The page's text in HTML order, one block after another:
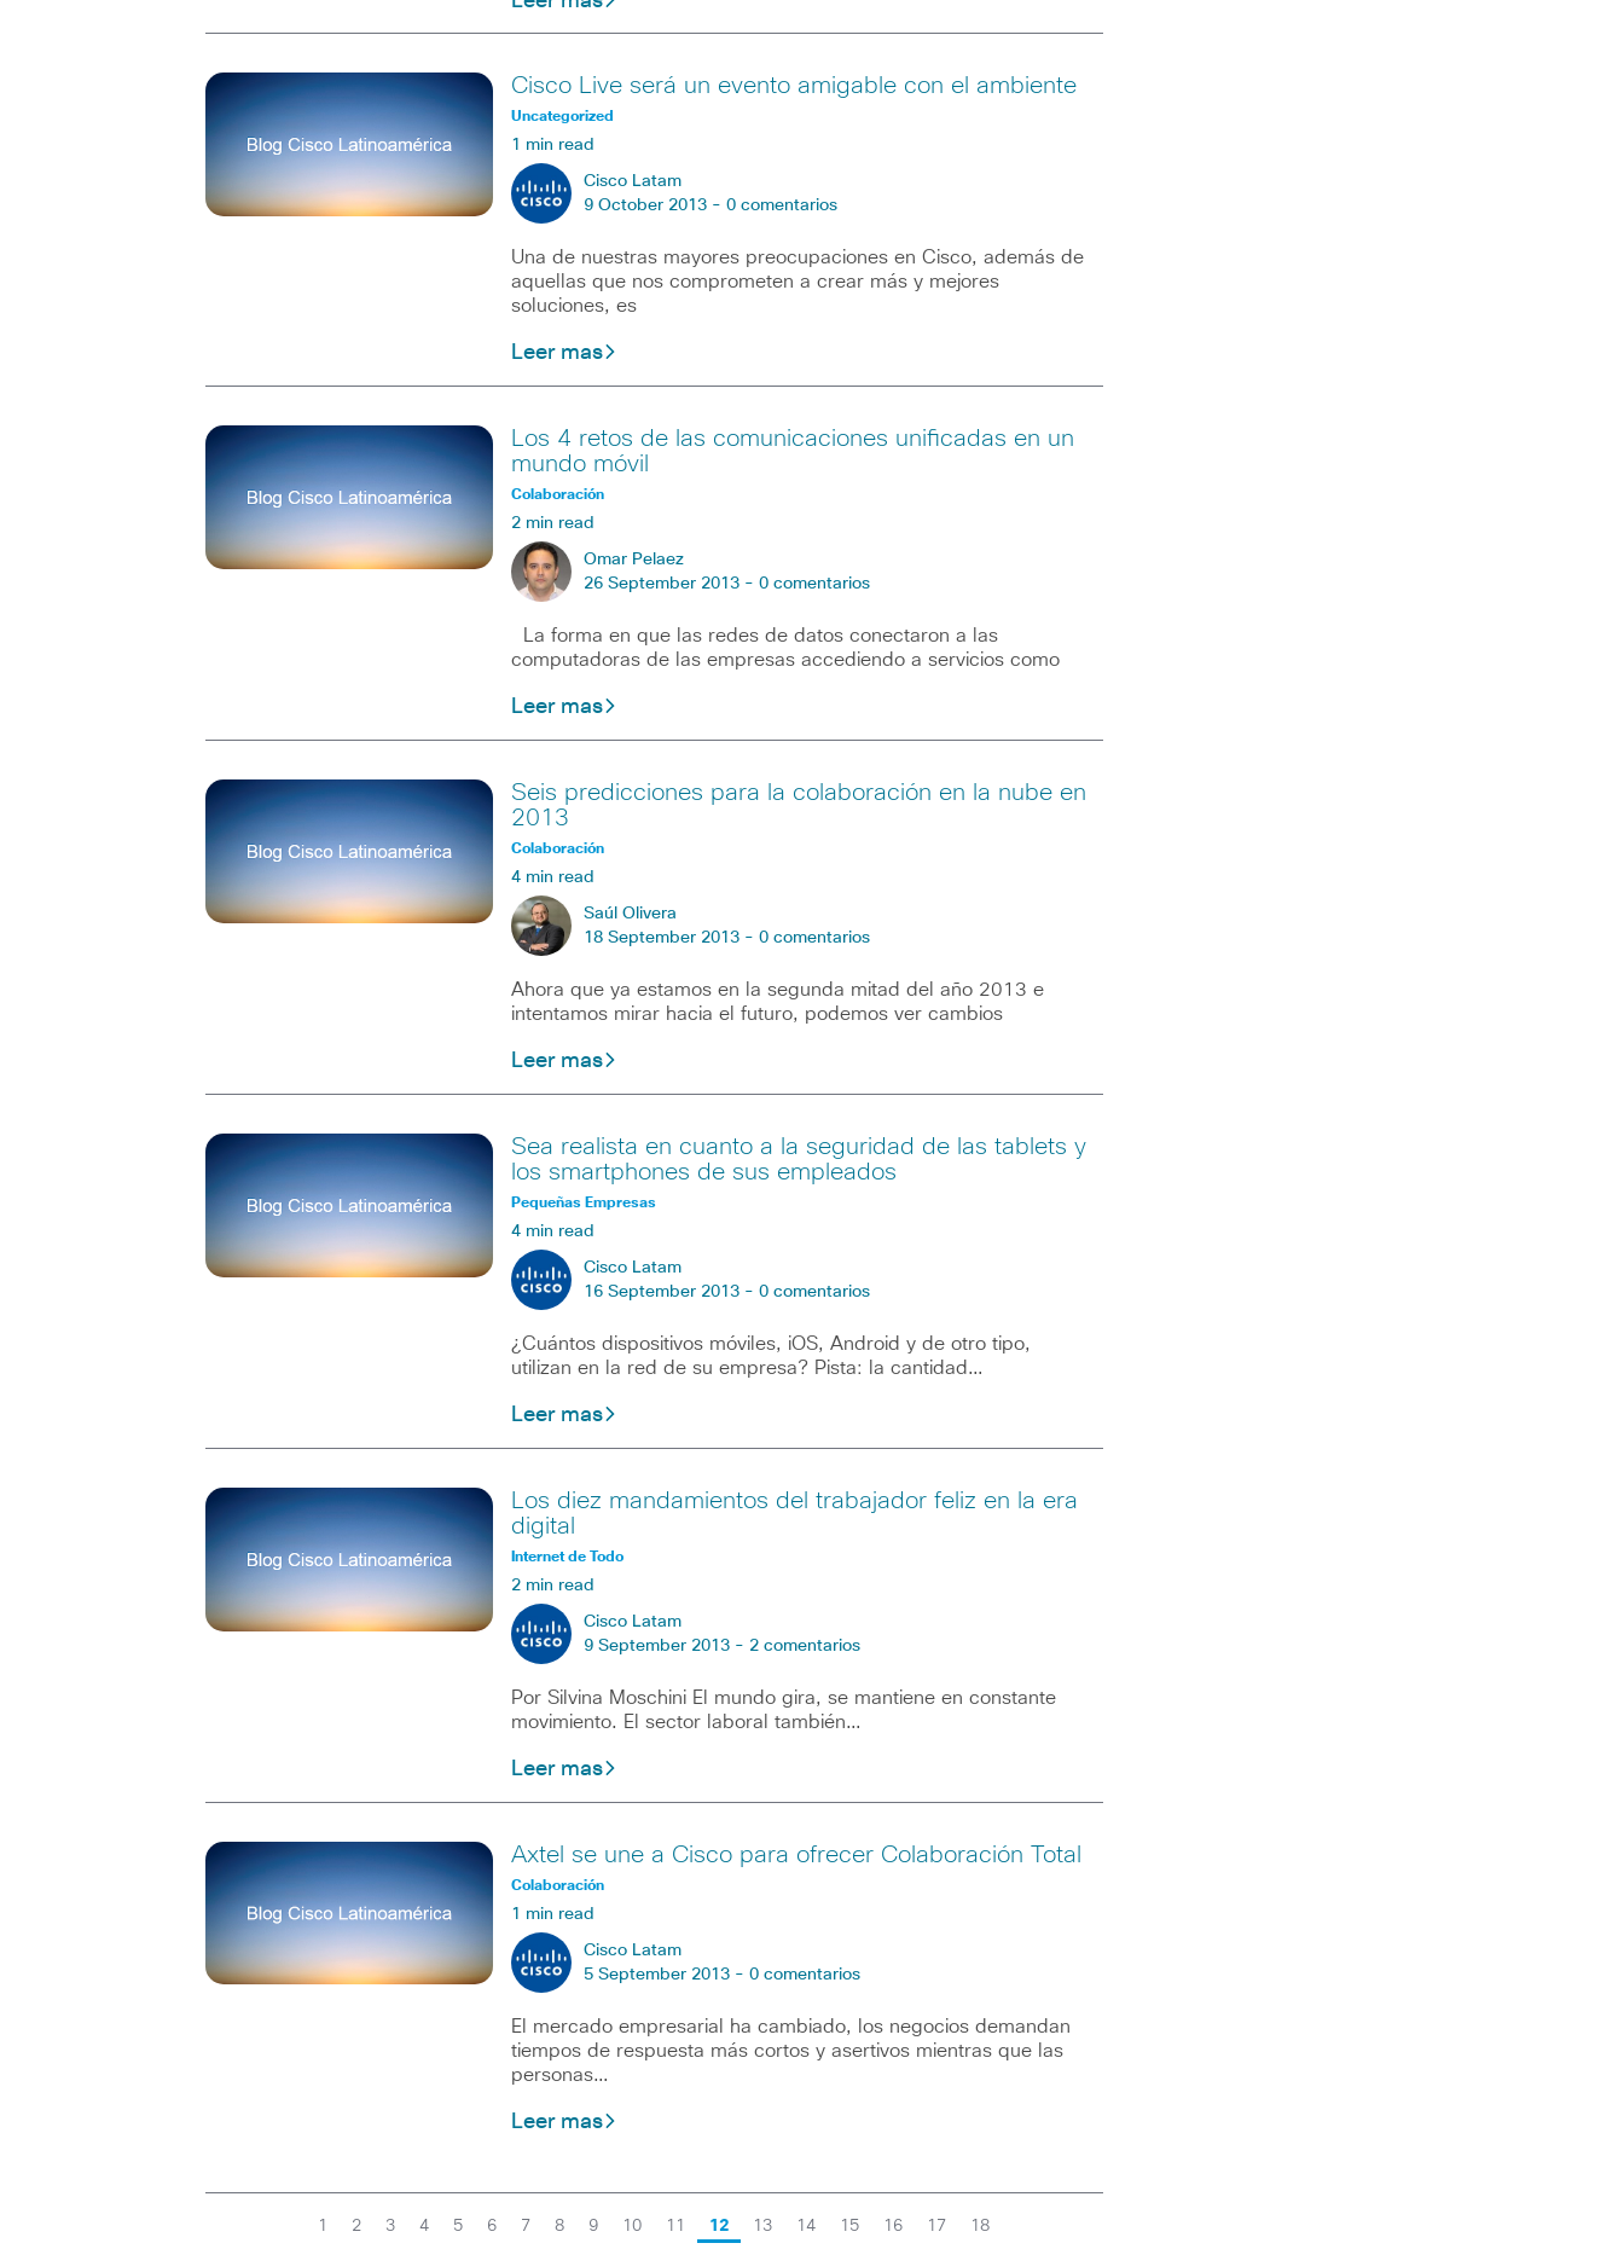
Cisco Live será un evento amigable con el ambiente
Uncategorized
1 min read
Cisco Latam
9 October 2013 - 0 comentarios
Una de nuestras mayores preocupaciones en Cisco, además de
aquellas que nos comprometen a crear más y mejores
soluciones, es
Leer mas
Los 4 retos de las comunicaciones unificadas en un
mundo móvil
Colaboración
2 min read
Omar Pelaez
26 September 2013 - 0 comentarios
La forma en que las redes de datos conectaron a las
computadoras de las empresas accediendo a servicios como
Leer mas
Seis predicciones para la colaboración en la nube en
2013
Colaboración
4 min read
Saúl Olivera
18 September 2013 - 0 comentarios
Ahora que ya estamos en la segunda mitad del año 2013 e
intentamos mirar hacia el futuro, podemos ver cambios
Leer mas
Sea realista en cuanto a la seguridad de las tablets y
los smartphones de sus empleados
Pequeñas Empresas
4 min read
Cisco Latam
16 September 2013 - 0 comentarios
¿Cuántos dispositivos móviles, iOS, Android y de otro tipo,
utilizan en la red de su empresa? Pista: la cantidad…
Leer mas
Los diez mandamientos del trabajador feliz en la era
digital
Internet de Todo
2 min read
Cisco Latam
9 September 2013 - 2 comentarios
Por Silvina Moschini El mundo gira, se mantiene en constante
movimiento. El sector laboral también…
Leer mas
Axtel se une a Cisco para ofrecer Colaboración Total
Colaboración
1 min read
Cisco Latam
5 September 2013 - 0 comentarios
El mercado empresarial ha cambiado, los negocios demandan
tiempos de respuesta más cortos y asertivos mientras que las
personas…
Leer mas
1 2 3 4 5 6 7 8 9 10 11 12 13 14 15 16 17 18